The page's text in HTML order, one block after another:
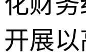
开展